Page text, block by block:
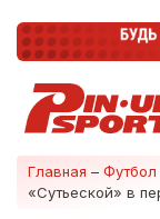
Главная – Футбол
«Сутьеской» в